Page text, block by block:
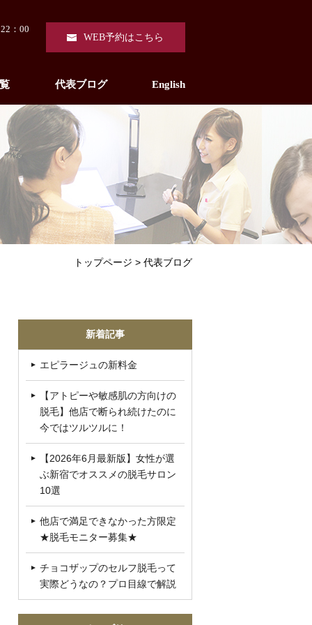
：00
WEB予約はこちら
代表ブログ English
トップページ 代表ブログ
新着記事
エピラージュの新料金
【アトピーや敏感肌の方向けの
脱毛】他店で断られ続けたのに
今ではツルツルに！
【2026年6月最新版】女性が選
ぶ新宿でオススメの脱毛サロン
10選
他店で満足できなかった方限定
★脱毛モニター募集★
チョコザップのセルフ脱毛って
実際どうなの？プロ目線で解説